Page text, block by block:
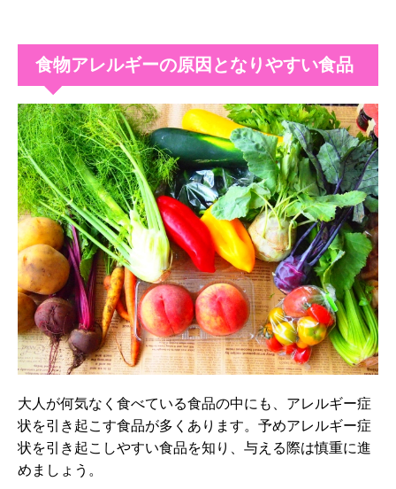
食物アレルギーの原因となりやすい食品
大人が何気なく食べている食品の中にも、アレルギー症
状を引き起こす食品が多くあります。予めアレルギー症
状を引き起こしやすい食品を知り、与える際は慎重に進
めましょう。